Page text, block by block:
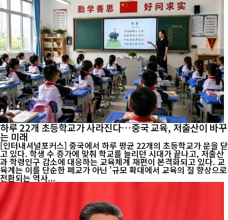
하루 22개 초등학교가 사라진다…중국 교육, 저출산이 바꾸
는 미래
[인터내셔널포커스] 중국에서 하루 평균 22개의 초등학교가 문을 닫
고 있다. 학생 수 증가에 맞춰 학교를 늘리던 시대가 끝나고, 저출산
과 학령인구 감소에 대응하는 교육체계 재편이 본격화되고 있다. 교
육계는 이를 단순한 폐교가 아닌 '규모 확대에서 교육의 질 향상으로
전환되는 역사...